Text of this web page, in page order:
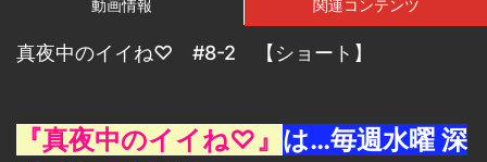
動画情報 関連コンテンツ
真夜中のイイね♡ #8-2 【ショート】
『真夜中のイイね♡』 は…毎週水曜 深